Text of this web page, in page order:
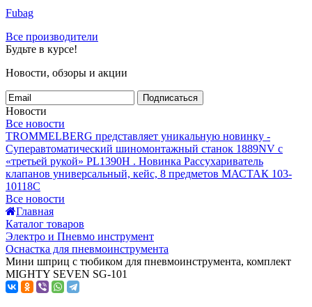
Fubag
Все производители
Будьте в курсе!
Новости, обзоры и акции
Подписаться
Новости
Все новости
TROMMELBERG представляет уникальную новинку -
Суперавтоматический шиномонтажный станок 1889NV с
«третьей рукой» PL1390H . Новинка Рассухариватель
клапанов универсальный, кейс, 8 предметов МАСТАК 103-
10118C
Все новости
Главная
Каталог товаров
Электро и Пневмо инструмент
Оснастка для пневмоинструмента
Мини шприц с тюбиком для пневмоинструмента, комплект
MIGHTY SEVEN SG-101